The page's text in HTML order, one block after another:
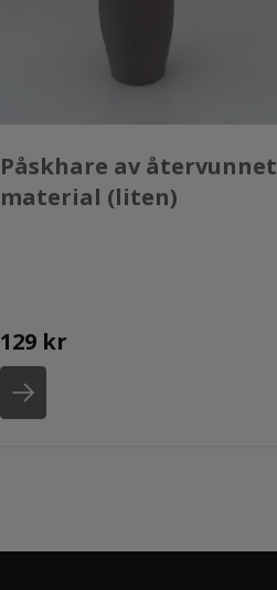
Påskhare av återvunnet
material (liten)
129 kr